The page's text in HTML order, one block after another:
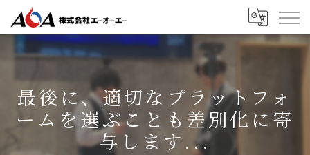
最後に、適切なプラットフォ
ームを選ぶことも差別化に寄
与します...